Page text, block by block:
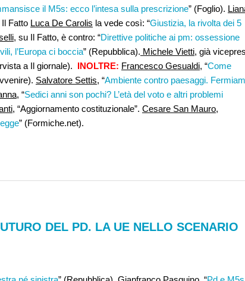
il M5s: ecco l’intesa sulla prescrizione” (Foglio).
Fatto Luca De Carolis la vede così: “Giustizia, la rivolta dei 5
, su Il Fatto, è contro: “Direttive politiche ai pm: ossessione
l’Europa ci boccia” (Repubblica). Michele Vietti, già
a Il giornale). INOLTRE: Francesco Gesualdi, “Come
Salvatore Settis, “Ambiente contro paesaggi.
, “Sedici anni son pochi? L’età del voto e altri problemi
, “Aggiornamento costituzionale”. Cesare San Mauro,
” (Formiche.net).
DEL PD. LA UE NELLO SCENARIO